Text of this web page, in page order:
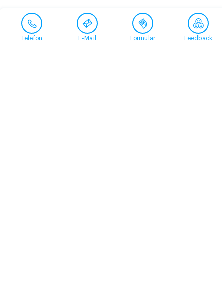
Telefon E-Mail Formular Feedback